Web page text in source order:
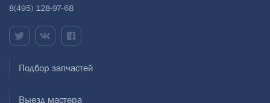
8(495) 128-97-68
Подбор запчастей
Выезд мастера